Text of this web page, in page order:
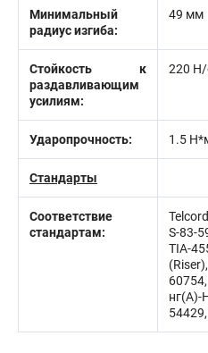
Минимальный
радиус изгиба:
49 мм
Стойкость к
раздавливающим
усилиям:
220
Ударопрочность: 1.5
Стандарты
Соответствие
стандартам:
S-83-
TIA-